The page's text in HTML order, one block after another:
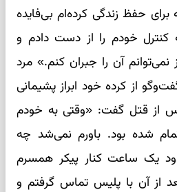
حفظ زندگی کرده‌ام بی‌فایده
خودم را از دست دادم و
آن را جبران کنم.» مرد
از کرده خود ابراز پشیمانی
از قتل گفت: «وقتی به خودم
شده بود. باورم نمی‌شد چه
یک ساعت کنار پیکر همسرم
از آن با پلیس تماس گرفتم و